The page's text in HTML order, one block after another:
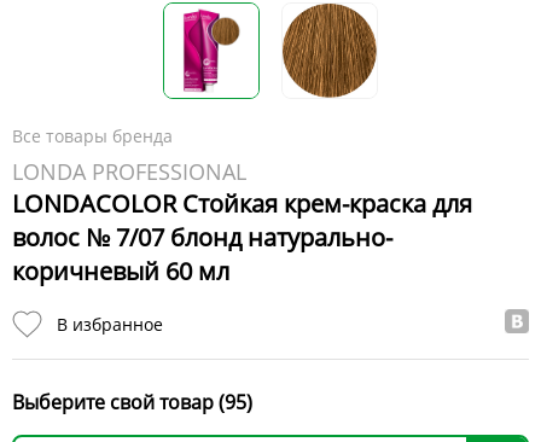
Все товары бренда
LONDA PROFESSIONAL
LONDACOLOR Стойкая крем-краска для
волос № 7/07 блонд натурально-
коричневый 60 мл
В избранное
Выберите свой товар (95)